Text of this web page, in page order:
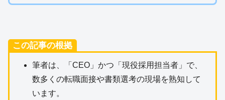
この記事の根拠
筆者は、「CEO」かつ「現役採用担当者」で、
数多くの転職面接や書類選考の現場を熟知して
います。